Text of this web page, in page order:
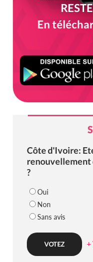
En
Côte d'Ivoire:
renouvellement
?
Oui
Non
Sans avis
+